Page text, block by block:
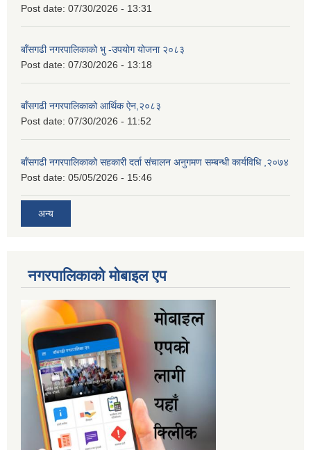
Post date: 07/30/2026 - 13:31
बाँसगढी नगरपालिकाको भु -उपयोग योजना २०८३
Post date: 07/30/2026 - 13:18
बाँसगढी नगरपालिकाको आर्थिक ऐन,२०८३
Post date: 07/30/2026 - 11:52
बाँसगढी नगरपालिकाको सहकारी दर्ता संचालन अनुगमण सम्बन्धी कार्यविधि ,२०७४
Post date: 05/05/2026 - 15:46
अन्य
नगरपालिकाकाे माेबाइल एप